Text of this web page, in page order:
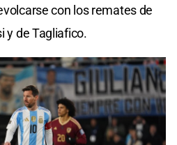
con los remates de
y de Tagliafico.